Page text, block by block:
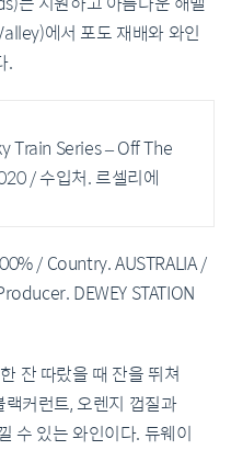
에서 포도 재배와 와인
.
Train Series – Off The
/ 수입처. 르셀리에
/ Country. AUSTRALIA /
DEWEY STATION
잔 따랐을 때 잔을 뛰쳐
커런트, 오렌지 껍질과
수 있는 와인이다. 듀웨이